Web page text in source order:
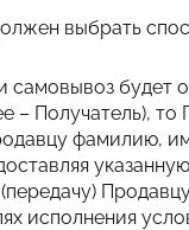
выбрать
самовывоз будет
– Получатель),
фамилию,
исполнения